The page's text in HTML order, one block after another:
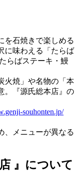
を石焼きで楽しめる
に味わえる「たらば
らばステーキ・鰻
火焼」や名物の「本
。『源氏総本店』の
souhonten.jp/
、メニューが異なる
』について